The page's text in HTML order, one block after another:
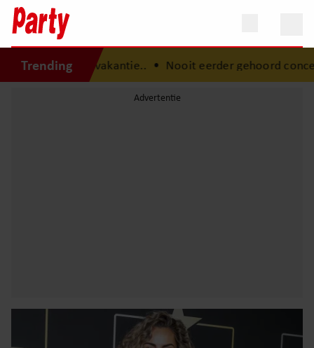
Trending
vakantie.. •Nooit eerder gehoord concert van